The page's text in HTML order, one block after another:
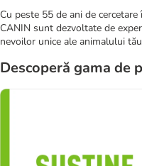
Cu peste 55 de ani de
CANIN sunt dezvoltate de
nevoilor unice ale animalului
Descoperă gama de